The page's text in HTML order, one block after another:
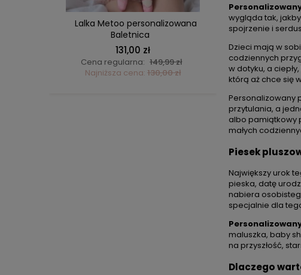
Lalka Metoo personalizowana
Baletnica
131,00 zł
Cena regularna: 149,99 zł
Najniższa cena: 130,00 zł
Duży
Pudel z
Cena
wygląda tak,
spojrzenie i
Dzieci mają w
codziennych
w dotyku, a
którą aż chce się
Personalizowany
przytulania, a
albo pamiątkowy
małych
Piesek
Największy urok
pieska, datę
nabiera
specjalnie dla
maluszka, baby
na przyszłość,
Dlaczego